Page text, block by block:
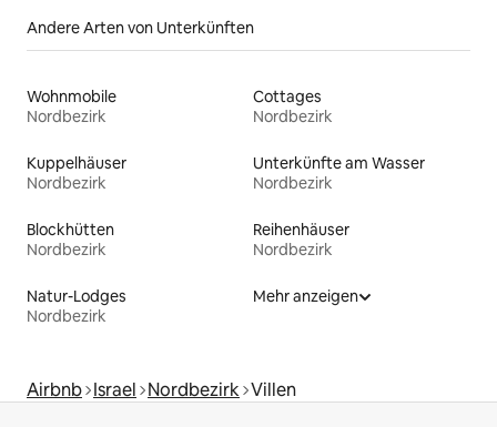
Andere Arten von Unterkünften
Wohnmobile
Nordbezirk
Cottages
Nordbezirk
Kuppelhäuser
Nordbezirk
Unterkünfte am Wasser
Nordbezirk
Blockhütten
Nordbezirk
Reihenhäuser
Nordbezirk
Natur-Lodges
Nordbezirk
Mehr anzeigen
Airbnb Israel Nordbezirk Villen